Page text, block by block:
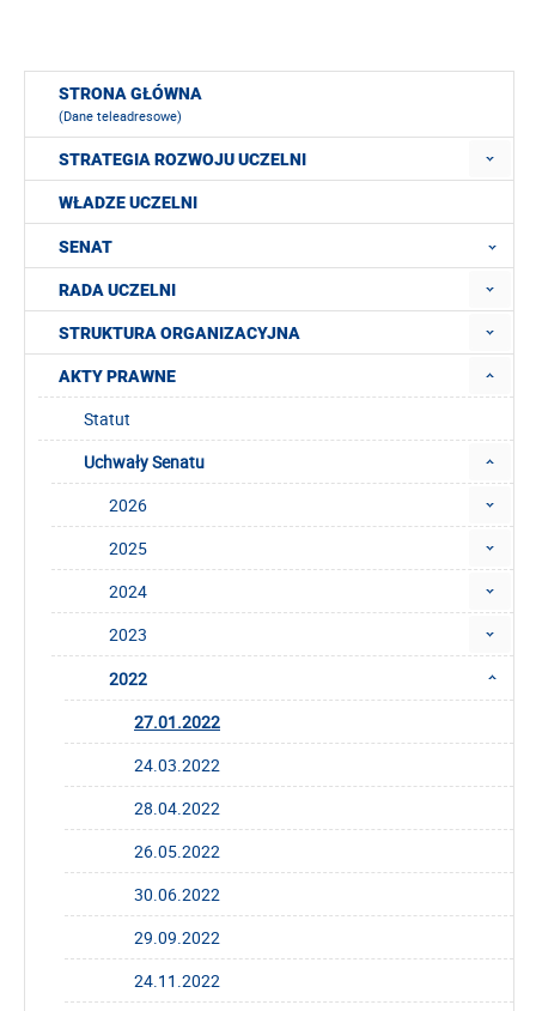
STRONA GŁÓWNA
(Dane teleadresowe)
STRATEGIA ROZWOJU UCZELNI
WŁADZE UCZELNI
SENAT
RADA UCZELNI
STRUKTURA ORGANIZACYJNA
AKTY PRAWNE
Statut
Uchwały Senatu
2026
2025
2024
2023
2022
27.01.2022
24.03.2022
28.04.2022
26.05.2022
30.06.2022
29.09.2022
24.11.2022